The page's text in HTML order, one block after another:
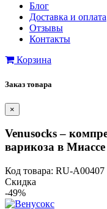
Блог
Доставка и оплата
Отзывы
Контакты
Корзина
Заказ товара
×
Venusocks –
варикоза в Миассе
Код товара: RU-A00407
Скидка
-49%